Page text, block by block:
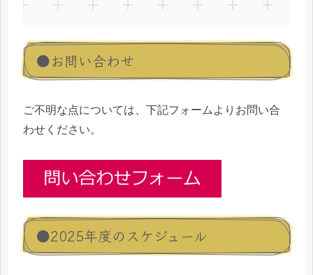
●お問い合わせ
ご不明な点については、下記フォームよりお問い合
わせください。
●2025年度のスケジュール